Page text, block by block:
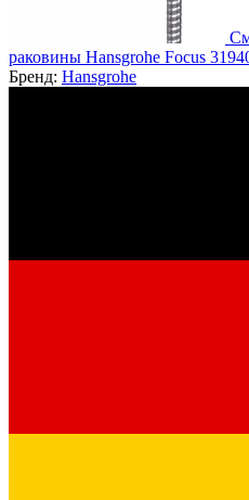
раковины Hansgrohe Focus
Бренд: Hansgrohe